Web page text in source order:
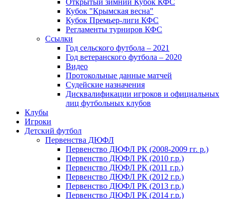
Открытый зимний Кубок КФС
Кубок "Крымская весна"
Кубок Премьер-лиги КФС
Регламенты турниров КФС
Ссылки
Год сельского футбола – 2021
Год ветеранского футбола – 2020
Видео
Протокольные данные матчей
Судейские назначения
Дисквалификации игроков и официальных
лиц футбольных клубов
Клубы
Игроки
Детский футбол
Первенства ДЮФЛ
Первенство ДЮФЛ РК (2008-2009 гг. р.)
Первенство ДЮФЛ РК (2010 г.р.)
Первенство ДЮФЛ РК (2011 г.р.)
Первенство ДЮФЛ РК (2012 г.р.)
Первенство ДЮФЛ РК (2013 г.р.)
Первенство ДЮФЛ РК (2014 г.р.)